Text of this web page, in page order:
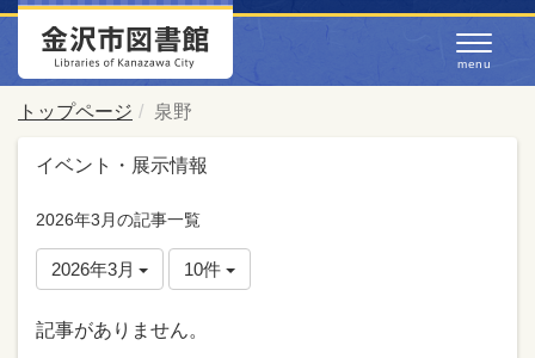
トップページ 泉野
イベント・展示情報
2026年3月の記事一覧
2026年3月 10件
記事がありません。